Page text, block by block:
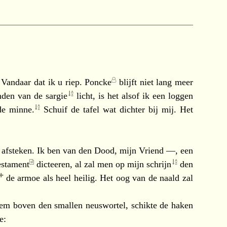
dat ik u riep.Poncke blijft niet lang meer
van desargie licht, is het alsof ik een loggen
minne. Schuif de tafel wat dichter bij mij. Het
Ik ben van den Dood, mijn Vriend —, een
dicteeren, al zal men op mijn schrijn den
de armoe als heel heilig. Het oog van de naald zal
boven den smallen neuswortel, schikte de haken